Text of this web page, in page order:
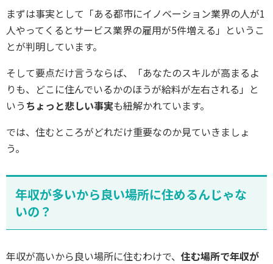
まずは事実として「ある都市にイノベーション業界の人が1
人やってくるとサービス業界の雇用が5件増える」というこ
とが判明しています。
そして要点だけ言うならば、「あなたのスキルが高まるよ
りも、どこに住んでいるかのほうが給料が左右される」と
いう ちょっと悲しい事実も紐解かれています。
では、住むところがどれだけ重要なのか見ていきましょ
う。
年収が多いから良い場所に住めるんじゃな
いの？
年収が高いから良い場所に住むわけで、 住む場所で年収が